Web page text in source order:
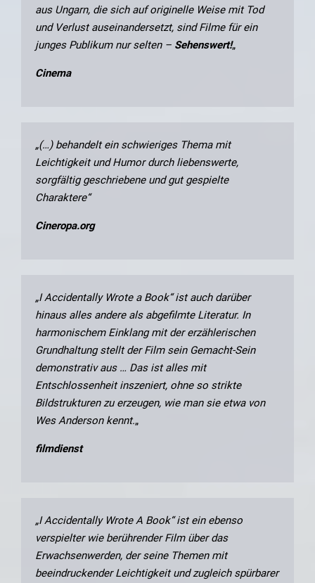
aus Ungarn, die sich auf originelle Weise mit Tod
und Verlust auseinandersetzt, sind Filme für ein
junges Publikum nur selten – Sehenswert!„
Cinema
„(…) behandelt ein schwieriges Thema mit
Leichtigkeit und Humor durch liebenswerte,
sorgfältig geschriebene und gut gespielte
Charaktere“
Cineropa.org
„I Accidentally Wrote a Book“ ist auch darüber
hinaus alles andere als abgefilmte Literatur. In
harmonischem Einklang mit der erzählerischen
Grundhaltung stellt der Film sein Gemacht-Sein
demonstrativ aus … Das ist alles mit
Entschlossenheit inszeniert, ohne so strikte
Bildstrukturen zu erzeugen, wie man sie etwa von
Wes Anderson kennt.„
filmdienst
„I Accidentally Wrote A Book“ ist ein ebenso
verspielter wie berührender Film über das
Erwachsenwerden, der seine Themen mit
beeindruckender Leichtigkeit und zugleich spürbarer